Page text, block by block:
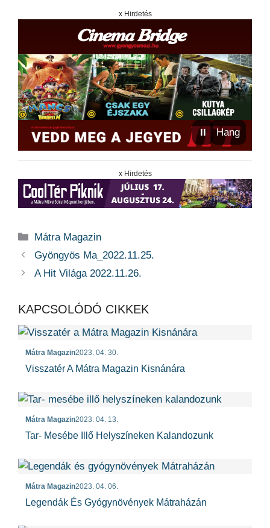
x Hirdetés
⏸ Hang
x Hirdetés
Kategória
Mátra Magazin
Gyöngyös Ma_2022.11.25.
A Hit Világa 2022.11.26.
KAPCSOLÓDÓ CIKKEK
Mátra Magazin2023. 04. 30.
Visszatér A Mátra Magazin Kisnánára
Mátra Magazin2023. 04. 13.
Tar- Mesébe Illő Helyszíneken Kalandozunk
Mátra Magazin2023. 04. 06.
Legendák És Gyógynövények Mátraházán